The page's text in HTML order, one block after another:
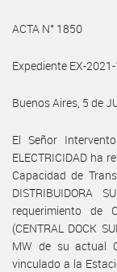
ACTA N° 1850
Expediente EX-
Buenos Aires, 5 de
El Señor
ELECTRICIDAD ha
Capacidad de
DISTRIBUIDORA
requerimiento de
(CENTRAL DOCK
MW de su actual
vinculado a la